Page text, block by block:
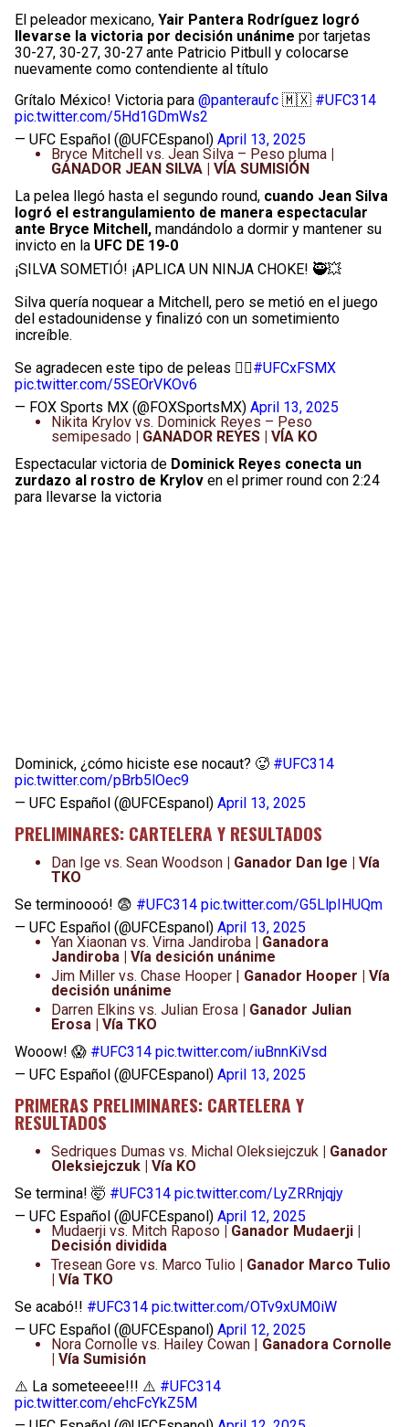
El peleador mexicano, Yair Pantera Rodríguez logró
llevarse la victoria por decisión unánime por tarjetas
30-27, 30-27, 30-27 ante Patricio Pitbull y colocarse
nuevamente como contendiente al título
Grítalo México! Victoria para @panteraufc 🇲🇽 #UFC314
pic.twitter.com/5Hd1GDmWs2
— UFC Español (@UFCEspanol) April 13, 2025
Bryce Mitchell vs. Jean Silva – Peso pluma​ |
GANADOR JEAN SILVA | VÍA SUMISIÓN
La pelea llegó hasta el segundo round, cuando Jean Silva
logró el estrangulamiento de manera espectacular
ante Bryce Mitchell, mandándolo a dormir y mantener su
invicto en la UFC DE 19-0
¡SILVA SOMETIÓ! ¡APLICA UN NINJA CHOKE! 🥷💥
Silva quería noquear a Mitchell, pero se metió en el juego
del estadounidense y finalizó con un sometimiento
increíble.
Se agradecen este tipo de peleas 😮‍💨#UFCxFSMX
pic.twitter.com/5SEOrVKOv6
— FOX Sports MX (@FOXSportsMX) April 13, 2025
Nikita Krylov vs. Dominick Reyes – Peso
semipesado​ | GANADOR REYES | VÍA KO
Espectacular victoria de Dominick Reyes conecta un
zurdazo al rostro de Krylov en el primer round con 2:24
para llevarse la victoria
Dominick, ¿cómo hiciste ese nocaut? 🥵 #UFC314
pic.twitter.com/pBrb5lOec9
— UFC Español (@UFCEspanol) April 13, 2025
PRELIMINARES: CARTELERA Y RESULTADOS
Dan Ige vs. Sean Woodson​ | Ganador Dan Ige | Vía
TKO
Se terminoooó! 😨 #UFC314 pic.twitter.com/G5LlpIHUQm
— UFC Español (@UFCEspanol) April 13, 2025
Yan Xiaonan vs. Virna Jandiroba​ | Ganadora
Jandiroba​ | Vía desición unánime
Jim Miller vs. Chase Hooper​ | Ganador Hooper | Vía
decisión unánime
Darren Elkins vs. Julian Erosa​ | Ganador Julian
Erosa | Vía TKO
Wooow! 😱 #UFC314 pic.twitter.com/iuBnnKiVsd
— UFC Español (@UFCEspanol) April 13, 2025
PRIMERAS PRELIMINARES: CARTELERA Y
RESULTADOS
Sedriques Dumas vs. Michal Oleksiejczuk​ | Ganador
Oleksiejczuk​ | Vía KO
Se termina! 🤯 #UFC314 pic.twitter.com/LyZRRnjqjy
— UFC Español (@UFCEspanol) April 12, 2025
Mudaerji vs. Mitch Raposo​ | Ganador Mudaerji |
Decisión dividida
Tresean Gore vs. Marco Tulio​ | Ganador Marco Tulio
| Vía TKO
Se acabó!! #UFC314 pic.twitter.com/OTv9xUM0iW
— UFC Español (@UFCEspanol) April 12, 2025
Nora Cornolle vs. Hailey Cowan​ | Ganadora Cornolle
| Vía Sumisión
⚠️ La someteeee!!! ⚠️ #UFC314
pic.twitter.com/ehcFcYkZ5M